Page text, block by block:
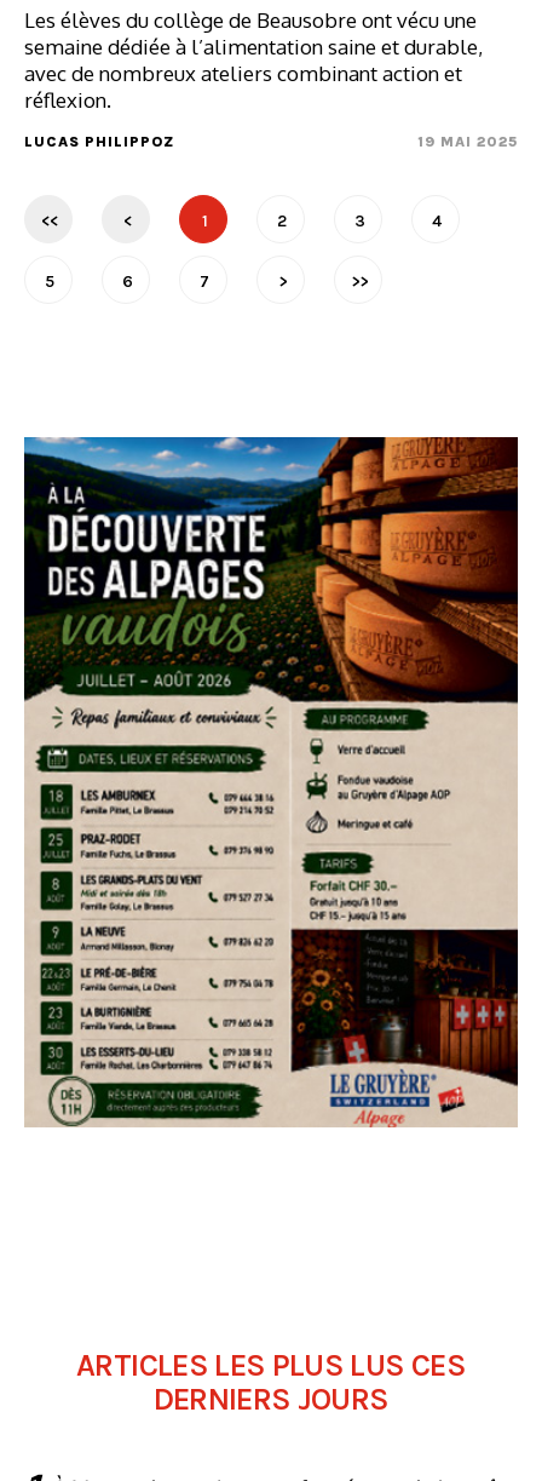
Les élèves du collège de Beausobre ont vécu une
semaine dédiée à l’alimentation saine et durable,
avec de nombreux ateliers combinant action et
réflexion.
LUCAS PHILIPPOZ 19 MAI 2025
<< < 1 2 3 4
5 6 7 > >>
ARTICLES LES PLUS LUS CES
DERNIERS JOURS